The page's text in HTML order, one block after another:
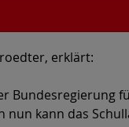
erklärt:
Bundesregierung
kann das